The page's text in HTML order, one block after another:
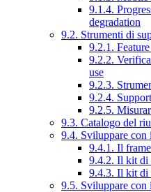
9.1.4.
degradation
9.2. Strumenti di
9.2.1.
9.2.2.
use
9.2.3.
9.2.4.
9.2.5.
9.3. Catalogo del
9.4. Sviluppare con
9.4.1. Il
9.4.2. Il kit di
9.4.3. Il kit di
9.5. Sviluppare con